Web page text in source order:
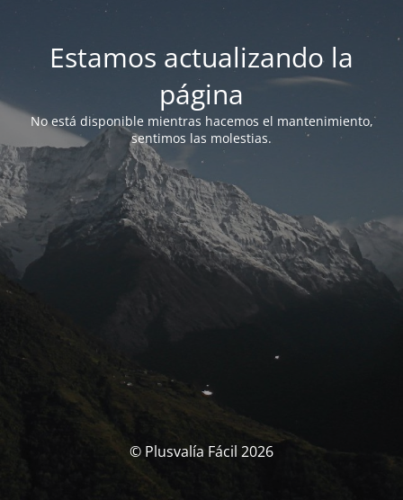
Estamos actualizando la
página
No está disponible mientras hacemos el mantenimiento,
sentimos las molestias.
© Plusvalía Fácil 2026